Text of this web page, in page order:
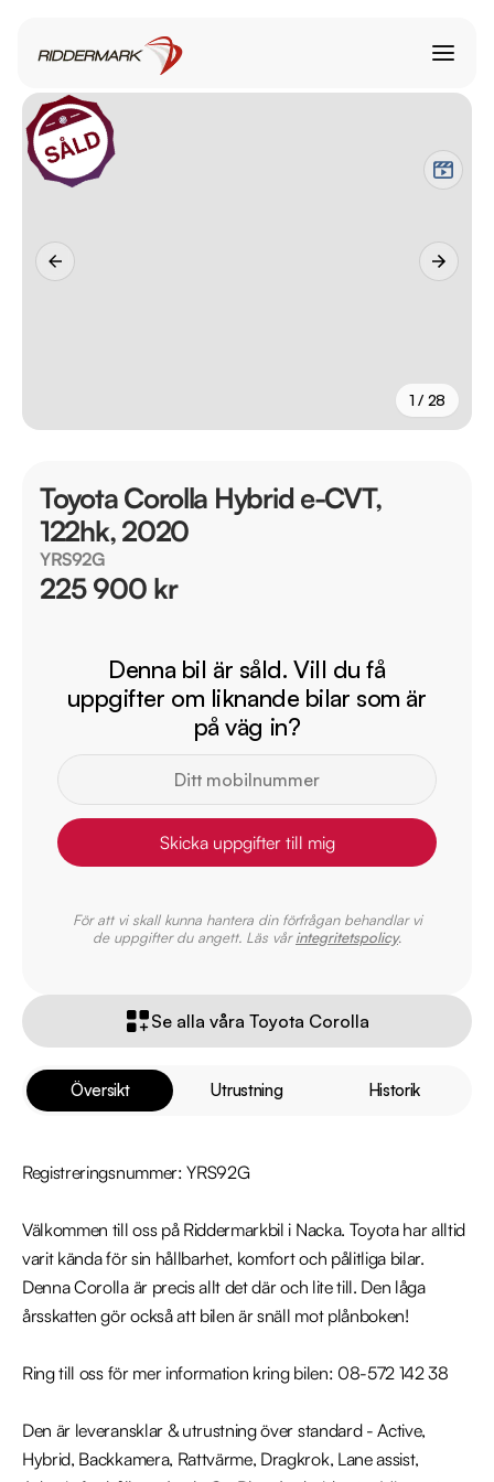
1 / 28
Översikt Utrustning Historik
Registreringsnummer: YRS92G
Välkommen till oss på Riddermarkbil i Nacka. Toyota har alltid
varit kända för sin hållbarhet, komfort och pålitliga bilar.
Denna Corolla är precis allt det där och lite till. Den låga
årsskatten gör också att bilen är snäll mot plånboken!
Ring till oss för mer information kring bilen: 08-572 142 38
Den är leveransklar & utrustning över standard - Active,
Hybrid, Backkamera, Rattvärme, Dragkrok, Lane assist,
Toyota Corolla Hybrid e-CVT,
122hk, 2020
YRS92G
225 900 kr
Denna bil är såld. Vill du få
uppgifter om liknande bilar som är
på väg in?
Skicka uppgifter till mig
För att vi skall kunna hantera din förfrågan behandlar vi
de uppgifter du angett. Läs vårintegritetspolicy.
Se alla våra Toyota Corolla